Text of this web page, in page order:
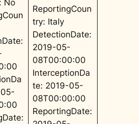
No
ReportingCoun
try: Italy
DetectionDate:
2019-05-
08T00:00:00
InterceptionDa
te: 2019-05-
08T00:00:00
ReportingDate: